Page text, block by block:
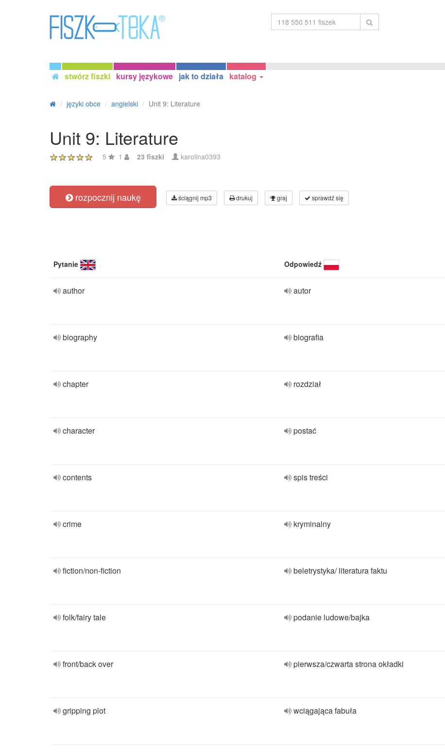
stwórz fiszki kursy językowe jak to działa katalog
języki obce angielski Unit 9: Literature
Unit 9: Literature
5 1 23 fiszki karolina0393
rozpocznij naukę ściągnij mp3 drukuj graj sprawdź się
Pytanie Odpowiedź
author autor
biography biografia
chapter rozdział
character postać
contents spis treści
crime kryminalny
fiction/non-fiction beletrystyka/ literatura faktu
folk/fairy tale podanie ludowe/bajka
front/back over pierwsza/czwarta strona okładki
gripping plot wciągająca fabuła